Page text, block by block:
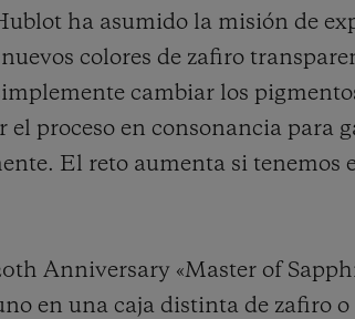
ha asumido la misión de
colores de zafiro
cambiar los
proceso en consonancia para
El reto aumenta si tenemos
Anniversary «Master of
en una caja distinta de zafiro